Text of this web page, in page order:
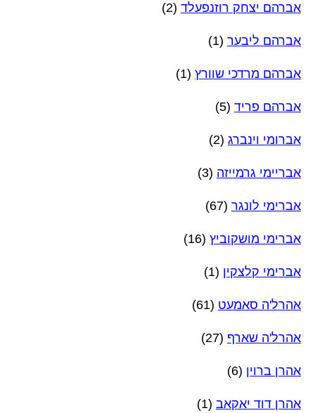
אברהם יצחק רוזנפעלד (2)
אברהם ליבער (1)
אברהם מרדכי שוורץ (1)
אברהם פריד (5)
אברומי וינברג (2)
אבריימי גרמייזה (3)
אברימי לונגר (67)
אברימי מושקוביץ (16)
אברימי קלצקין (1)
אהרל'ה סאמעט (61)
אהרל'ה שארף (27)
אהרן ברוין (6)
אהרן דוד יאקאב (1)